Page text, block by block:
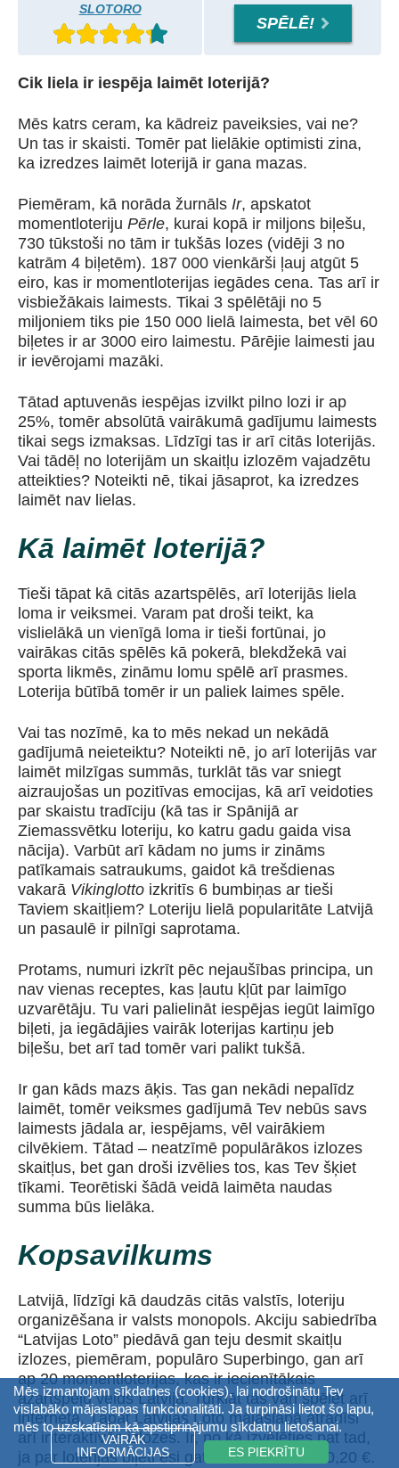
SLOTORO
SPĒLĒ!
Cik liela ir iespēja laimēt loterijā?
Mēs katrs ceram, ka kādreiz paveiksies, vai ne?
Un tas ir skaisti. Tomēr pat lielākie optimisti zina,
ka izredzes laimēt loterijā ir gana mazas.
Piemēram, kā norāda žurnāls Ir, apskatot
momentloteriju Pērle, kurai kopā ir miljons biļešu,
730 tūkstoši no tām ir tukšās lozes (vidēji 3 no
katrām 4 biļetēm). 187 000 vienkārši ļauj atgūt 5
eiro, kas ir momentloterijas iegādes cena. Tas arī ir
visbiežākais laimests. Tikai 3 spēlētāji no 5
miljoniem tiks pie 150 000 lielā laimesta, bet vēl 60
biļetes ir ar 3000 eiro laimestu. Pārējie laimesti jau
ir ievērojami mazāki.
Tātad aptuvenās iespējas izvilkt pilno lozi ir ap
25%, tomēr absolūtā vairākumā gadījumu laimests
tikai segs izmaksas. Līdzīgi tas ir arī citās loterijās.
Vai tādēļ no loterijām un skaitļu izlozēm vajadzētu
atteikties? Noteikti nē, tikai jāsaprot, ka izredzes
laimēt nav lielas.
Kā laimēt loterijā?
Tieši tāpat kā citās azartspēlēs, arī loterijās liela
loma ir veiksmei. Varam pat droši teikt, ka
vislielākā un vienīgā loma ir tieši fortūnai, jo
vairākas citās spēlēs kā pokerā, blekdžekā vai
sporta likmēs, zināmu lomu spēlē arī prasmes.
Loterija būtībā tomēr ir un paliek laimes spēle.
Vai tas nozīmē, ka to mēs nekad un nekādā
gadījumā neieteiktu? Noteikti nē, jo arī loterijās var
laimēt milzīgas summās, turklāt tās var sniegt
aizraujošas un pozitīvas emocijas, kā arī veidoties
par skaistu tradīciju (kā tas ir Spānijā ar
Ziemassvētku loteriju, ko katru gadu gaida visa
nācija). Varbūt arī kādam no jums ir zināms
patīkamais satraukums, gaidot kā trešdienas
vakarā Vikinglotto izkritīs 6 bumbiņas ar tieši
Taviem skaitļiem? Loteriju lielā popularitāte Latvijā
un pasaulē ir pilnīgi saprotama.
Protams, numuri izkrīt pēc nejaušības principa, un
nav vienas receptes, kas ļautu kļūt par laimīgo
uzvarētāju. Tu vari palielināt iespējas iegūt laimīgo
biļeti, ja iegādājies vairāk loterijas kartiņu jeb
biļešu, bet arī tad tomēr vari palikt tukšā.
Ir gan kāds mazs āķis. Tas gan nekādi nepalīdz
laimēt, tomēr veiksmes gadījumā Tev nebūs savs
laimests jādala ar, iespējams, vēl vairākiem
cilvēkiem. Tātad – neatzīmē populārākos izlozes
skaitļus, bet gan droši izvēlies tos, kas Tev šķiet
tīkami. Teorētiski šādā veidā laimēta naudas
summa būs lielāka.
Kopsavilkums
Latvijā, līdzīgi kā daudzās citās valstīs, loteriju
organizēšana ir valsts monopols. Akciju sabiedrība
“Latvijas Loto” piedāvā gan teju desmit skaitļu
izlozes, piemēram, populāro Superbingo, gan arī
ap 20 momentloterijas, kas ir iecienītākais
azartspēļu veids Latvijā. Turklāt tās vari spēlēt arī
internetā. Tāpat Latvijas Loto mājaslapā atradīsi
arī interaktīvās izlozes. Ir, no kā izvēlēties pat tad,
ja par loterijas biļeti esi gatavs maksāt vien 0,20 €.
Mēs izmantojam sīkdatnes (cookies), lai nodrošinātu Tev
vislabāko mājaslapas funkcionalitāti. Ja turpināsi lietot šo lapu,
mēs to uzskatīsim kā apstiprinājumu sīkdatņu lietošanai.
VAIRĀK
INFORMĀCIJAS
ES PIEKRĪTU